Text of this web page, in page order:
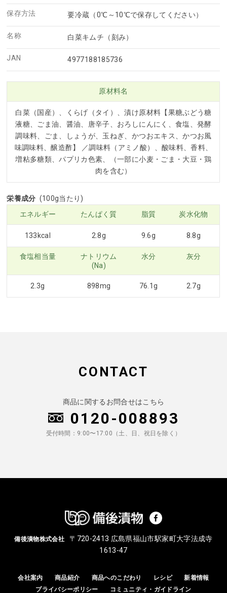
保存方法 要冷蔵（0℃～10℃で保存してください）
名称 白菜キムチ（刻み）
JAN 4977188185736
原材料名
白菜（国産）、くらげ（タイ）、漬け原材料【果糖ぶどう糖
液糖、ごま油、醤油、唐辛子、おろしにんにく、食塩、発酵
調味料、ごま、しょうが、玉ねぎ、かつおエキス、かつお風
味調味料、醸造酢】 ／調味料（アミノ酸）、酸味料、香料、
増粘多糖類、パプリカ色素、（一部に小麦・ごま・大豆・鶏
肉を含む）
栄養成分 (100g当たり)
エネルギー
たんぱく質 脂質 炭水化物
133kcal 2.8g 9.6g 8.8g
食塩相当量
ナトリウム
(Na)
水分 灰分
2.3g 898mg 76.1g 2.7g
CONTACT
商品に関するお問合せはこちら
0120-008893
受付時間：9:00〜17:00（土、日、祝日を除く）
備後漬物株式会社
〒720-2413 広島県福山市駅家町大字法成寺
1613-47
会社案内 商品紹介 商品へのこだわり レシピ
新着情報
プライバシーポリシー
コミュニティ・ガイドライン